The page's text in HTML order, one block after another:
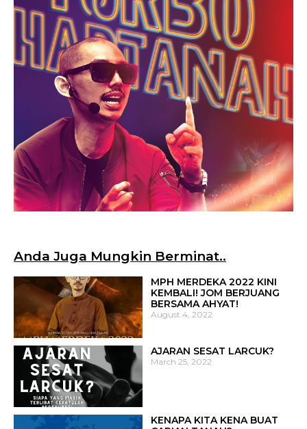
Anda Juga Mungkin Berminat..
MPH MERDEKA 2022 KINI
KEMBALI! JOM BERJUANG
BERSAMA AHYAT!
August 4, 2022
AJARAN SESAT LARCUK?
March 25, 2022
KENAPA KITA KENA BUAT